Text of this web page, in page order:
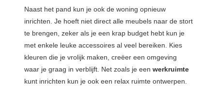
Naast het pand kun je ook de woning opnieuw
inrichten. Je hoeft niet direct alle meubels naar de stort
te brengen, zeker als je een krap budget hebt kun je
met enkele leuke accessoires al veel bereiken. Kies
kleuren die je vrolijk maken, creëer een omgeving
waar je graag in verblijft. Net zoals je een werkruimte
kunt inrichten kun je ook een relax ruimte ontwerpen.